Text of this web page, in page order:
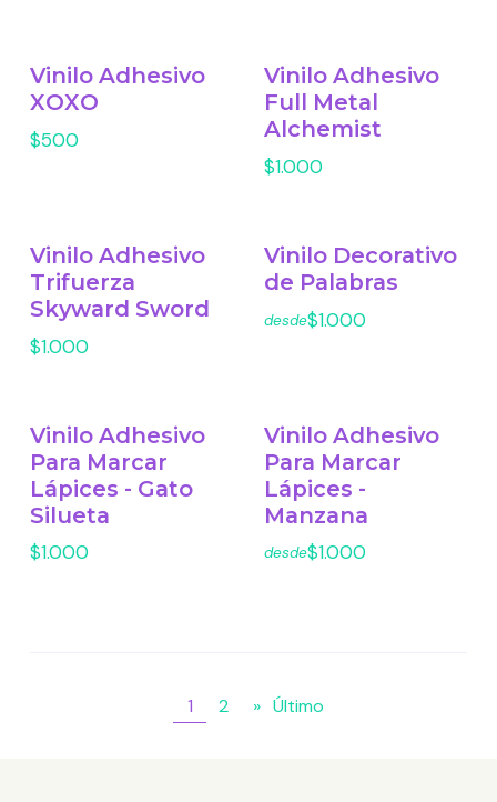
Vinilo Adhesivo
XOXO
$500
Vinilo Adhesivo
Full Metal
Alchemist
$1.000
Vinilo Adhesivo
Trifuerza
Skyward Sword
$1.000
Vinilo Decorativo
de Palabras
desde$1.000
Vinilo Adhesivo
Para Marcar
Lápices - Gato
Silueta
$1.000
Vinilo Adhesivo
Para Marcar
Lápices -
Manzana
desde$1.000
1 2 » Último